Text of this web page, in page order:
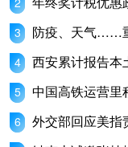
防疫、天气……
西安累计报告本
中国高铁运营里
外交部回应美指